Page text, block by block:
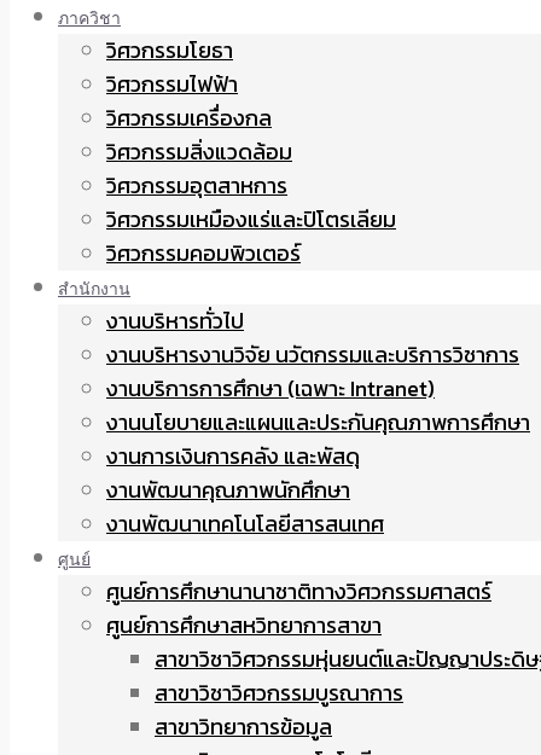
ภาควิชา
วิศวกรรมโยธา
วิศวกรรมไฟฟ้า
วิศวกรรมเครื่องกล
วิศวกรรมสิ่งแวดล้อม
วิศวกรรมอุตสาหการ
วิศวกรรมเหมืองแร่และปิโตรเลียม
วิศวกรรมคอมพิวเตอร์
สำนักงาน
งานบริหารทั่วไป
งานบริหารงานวิจัย นวัตกรรมและบริการวิชาการ
งานบริการการศึกษา (เฉพาะ Intranet)
งานนโยบายและแผนและประกันคุณภาพการศึกษา
งานการเงินการคลัง และพัสดุ
งานพัฒนาคุณภาพนักศึกษา
งานพัฒนาเทคโนโลยีสารสนเทศ
ศูนย์
ศูนย์การศึกษานานาชาติทางวิศวกรรมศาสตร์
ศูนย์การศึกษาสหวิทยาการสาขา
สาขาวิชาวิศวกรรมหุ่นยนต์และปัญญาประดิ
สาขาวิชาวิศวกรรมบูรณาการ
สาขาวิทยาการข้อมูล